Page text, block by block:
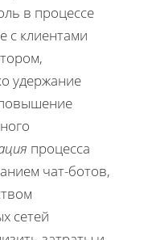
в процессе
с клиентами
удержание
процесса
чат-ботов,
сетей